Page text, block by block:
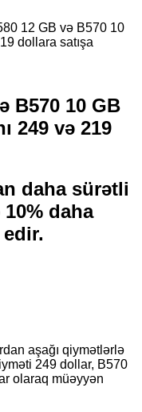
12 GB və B570 10
dollara satışa
B570 10 GB
249 və 219
daha sürətli
daha
aşağı qiymətlərlə
249 dollar, B570
olaraq müəyyən